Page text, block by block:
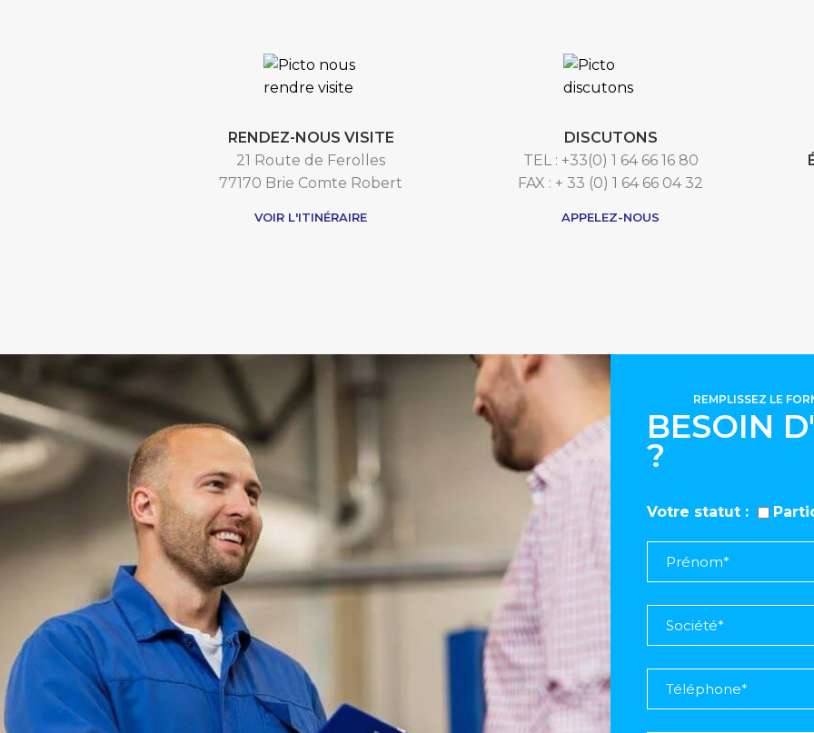
RENDEZ-NOUS VISITE
21 Route de Ferolles
77170 Brie Comte Robert
VOIR L'ITINÉRAIRE
DISCUTONS
TEL : +33(0) 1 64 66 16 80
FAX : + 33 (0) 1 64 66 04 32
APPELEZ-NOUS
BESOIN
?
REMPLISSEZ LE
Votre statut